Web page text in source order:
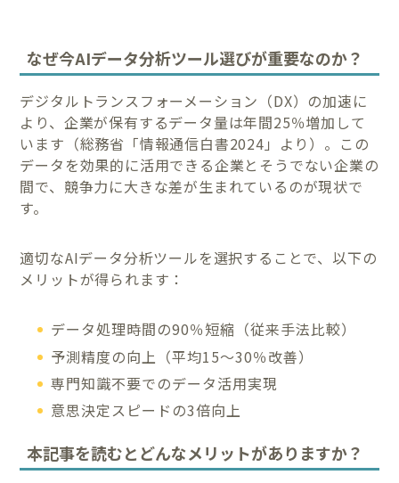
なぜ今AIデータ分析ツール選びが重要なのか？
デジタルトランスフォーメーション（DX）の加速に
より、企業が保有するデータ量は年間25％増加して
います（総務省「情報通信白書2024」より）。この
データを効果的に活用できる企業とそうでない企業の
間で、競争力に大きな差が生まれているのが現状で
す。
適切なAIデータ分析ツールを選択することで、以下の
メリットが得られます：
データ処理時間の90％短縮（従来手法比較）
予測精度の向上（平均15～30％改善）
専門知識不要でのデータ活用実現
意思決定スピードの3倍向上
本記事を読むとどんなメリットがありますか？